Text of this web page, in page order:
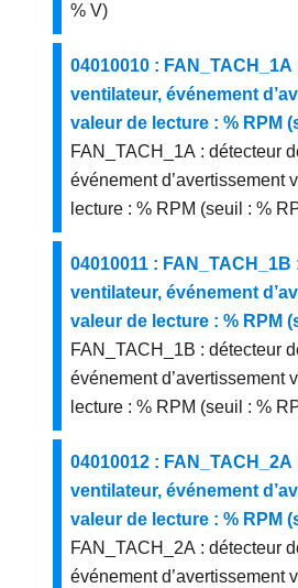
% V)
04010010 :
ventilateur, événement
valeur de lecture : % RPM
FAN_TACH_1A : détecteur
événement d’avertissement
lecture : % RPM (seuil : %
04010011 :
ventilateur, événement
valeur de lecture : % RPM
FAN_TACH_1B : détecteur
événement d’avertissement
lecture : % RPM (seuil : %
04010012 :
ventilateur, événement
valeur de lecture : % RPM
FAN_TACH_2A : détecteur
événement d’avertissement